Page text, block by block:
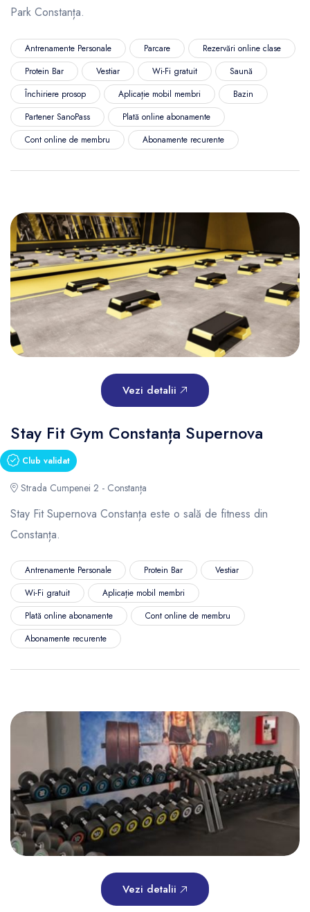
Park Constanța.
Antrenamente Personale Parcare
Rezervări online clase
Protein Bar
Vestiar Wi-Fi gratuit
Saună
Închiriere prosop
Aplicație mobil membri
Bazin
Partener SanoPass
Plată online abonamente
Cont online de membru
Abonamente recurente
Vezi detalii
Stay Fit Gym Constanța Supernova
Club validat
Strada Cumpenei 2 - Constanța
Stay Fit Supernova Constanța este o sală de fitness din
Constanța.
Antrenamente Personale Protein Bar
Vestiar
Wi-Fi gratuit
Aplicație mobil membri
Plată online abonamente
Cont online de membru
Abonamente recurente
Vezi detalii